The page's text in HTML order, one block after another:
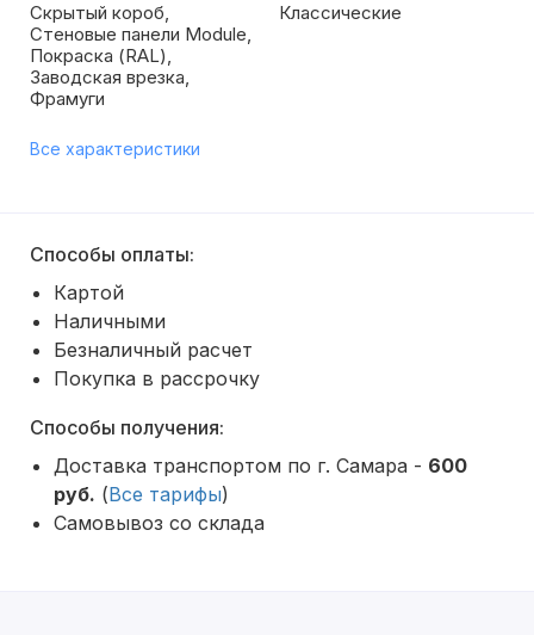
Скрытый короб,
Стеновые панели Module,
Покраска (RAL),
Заводская врезка,
Фрамуги
Классические
Все характеристики
Способы оплаты:
Картой
Наличными
Безналичный расчет
Покупка в рассрочку
Способы получения:
Доставка транспортом по г. Самара - 600
руб. (Все тарифы)
Самовывоз со склада